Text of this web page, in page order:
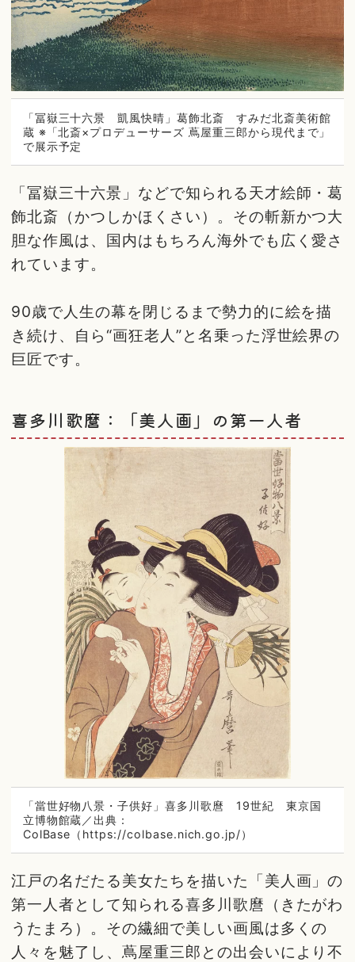
「冨嶽三十六景 凱風快晴」葛飾北斎 すみだ北斎美術館
蔵 ※「北斎×プロデューサーズ 蔦屋重三郎から現代まで」
で展示予定
「冨嶽三十六景」などで知られる天才絵師・葛
飾北斎（かつしかほくさい）。その斬新かつ大
胆な作風は、国内はもちろん海外でも広く愛さ
れています。
90歳で人生の幕を閉じるまで勢力的に絵を描
き続け、自ら“画狂老人”と名乗った浮世絵界の
巨匠です。
喜多川歌麿：「美人画」の第一人者
「當世好物八景・子供好」喜多川歌麿 19世紀 東京国
立博物館蔵／出典：
ColBase（https://colbase.nich.go.jp/）
江戸の名だたる美女たちを描いた「美人画」の
第一人者として知られる喜多川歌麿（きたがわ
うたまろ）。その繊細で美しい画風は多くの
人々を魅了し、蔦屋重三郎との出会いにより不